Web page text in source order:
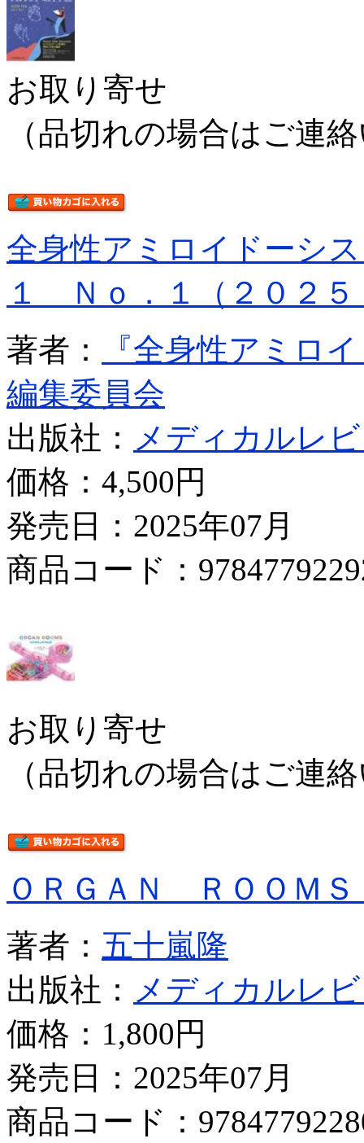
お取り寄せ
（品切れの場合はご連
全身性アミロイドーシ
１ Ｎｏ．１（２０２５
著者：
『全身性アミロ
編集委員会
出版社： メディカルレ
価格： 4,500円
発売日：2025年07月
商品コード：
お取り寄せ
（品切れの場合はご連
ＯＲＧＡＮ ＲＯＯＭ
著者： 五十嵐隆
出版社： メディカルレ
価格： 1,800円
発売日：2025年07月
商品コード：